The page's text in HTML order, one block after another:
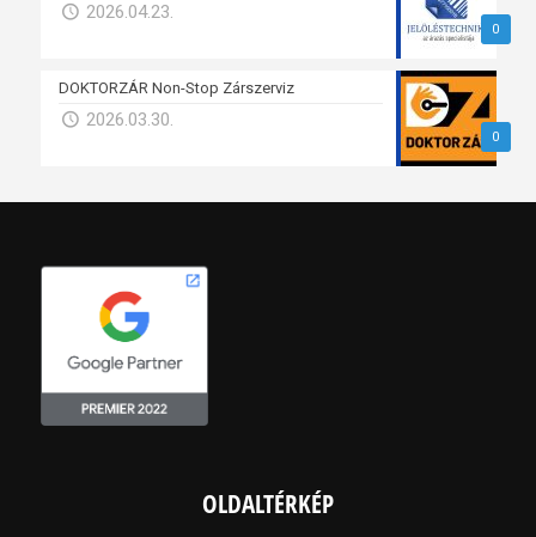
0
2026.04.23.
0
DOKTORZÁR Non-Stop Zárszerviz
2026.03.30.
OLDALTÉRKÉP